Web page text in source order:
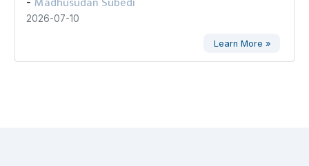
2026-07-10
Learn More »